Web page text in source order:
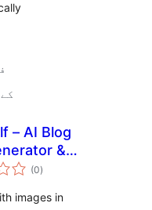
– AI Blog
&
Content
(0مجموعی
درجہ
)
images in